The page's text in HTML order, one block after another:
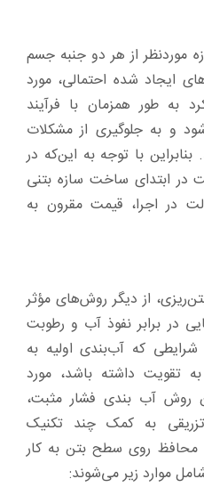
موردنظر از هر دو جنبه جسم
ایجاد شده احتمالی، مورد
به طور همزمان با فرآیند
و به جلوگیری از مشکلات
با توجه به این‌که در
در ابتدای ساخت سازه بتنی
در اجرا، قیمت مقرون به
از دیگر روش‌های مؤثر
در برابر نفوذ آب و رطوبت
که آب‌بندی اولیه به
تقویت داشته باشد، مورد
روش آب بندی فشار مثبت،
به کمک چند تکنیک
محافظ روی سطح بتن به کار
موارد زیر می‌شوند: